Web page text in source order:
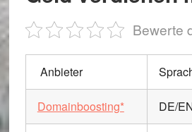
Bewerte
Anbieter
Domainboosting* DE/